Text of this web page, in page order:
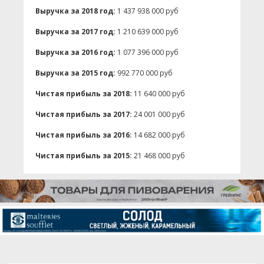
Выручка за 2018 год: 1 437 938 000 руб
Выручка за 2017 год: 1 210 639 000 руб
Выручка за 2016 год: 1 077 396 000 руб
Выручка за 2015 год: 992 770 000 руб
Чистая прибыль за 2018: 11 640 000 руб
Чистая прибыль за 2017: 24 001 000 руб
Чистая прибыль за 2016: 14 682 000 руб
Чистая прибыль за 2015: 21 468 000 руб